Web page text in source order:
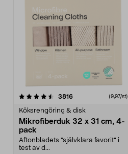
3816recensioner (9,97/st)
Köksrengöring & disk
Mikrofiberduk 32 x 31 cm, 4-
pack
Aftonbladets "självklara favorit” i
test av d...
4.0av 5 stjärnor